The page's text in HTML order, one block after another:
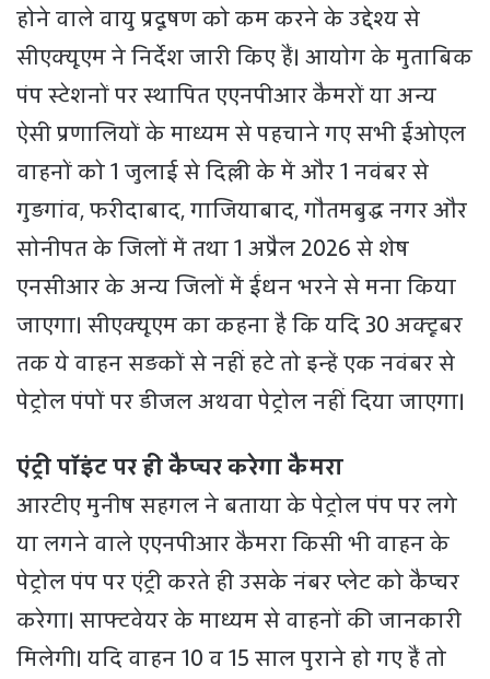
होने वाले वायु प्रदूषण को कम करने के उद्देश्य से
सीएक्यूएम ने निर्देश जारी किए हैं। आयोग के मुताबिक
पंप स्टेशनों पर स्थापित एएनपीआर कैमरों या अन्य
ऐसी प्रणालियों के माध्यम से पहचाने गए सभी ईओएल
वाहनों को 1 जुलाई से दिल्ली के में और 1 नवंबर से
गुड़गांव, फरीदाबाद, गाजियाबाद, गौतमबुद्ध नगर और
सोनीपत के जिलों में तथा 1 अप्रैल 2026 से शेष
एनसीआर के अन्य जिलों में ईंधन भरने से मना किया
जाएगा। सीएक्यूएम का कहना है कि यदि 30 अक्टूबर
तक ये वाहन सड़कों से नहीं हटे तो इन्हें एक नवंबर से
पेट्रोल पंपों पर डीजल अथवा पेट्रोल नहीं दिया जाएगा।
एंट्री पॉइंट पर ही कैप्चर करेगा कैमरा
आरटीए मुनीष सहगल ने बताया के पेट्रोल पंप पर लगे
या लगने वाले एएनपीआर कैमरा किसी भी वाहन के
पेट्रोल पंप पर एंट्री करते ही उसके नंबर प्लेट को कैप्चर
करेगा। साफ्टवेयर के माध्यम से वाहनों की जानकारी
मिलेगी। यदि वाहन 10 व 15 साल पुराने हो गए हैं तो